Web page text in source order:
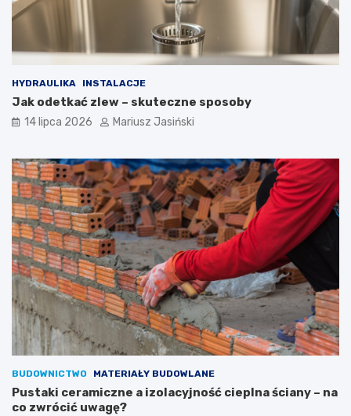
HYDRAULIKA INSTALACJE
Jak odetkać zlew – skuteczne sposoby
14 lipca 2026 Mariusz Jasiński
BUDOWNICTWO MATERIAŁY BUDOWLANE
Pustaki ceramiczne a izolacyjność cieplna ściany – na
co zwrócić uwagę?